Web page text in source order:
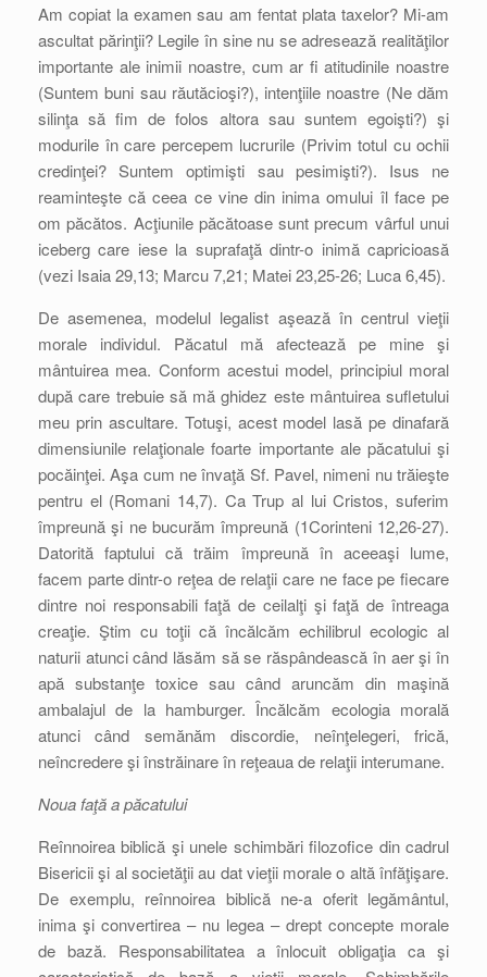
Am copiat la examen sau am fentat plata taxelor? Mi-am
ascultat părinţii? Legile în sine nu se adresează realităţilor
importante ale inimii noastre, cum ar fi atitudinile noastre
(Suntem buni sau răutăcioşi?), intenţiile noastre (Ne dăm
silinţa să fim de folos altora sau suntem egoişti?) şi
modurile în care percepem lucrurile (Privim totul cu ochii
credinţei? Suntem optimişti sau pesimişti?). Isus ne
reaminteşte că ceea ce vine din inima omului îl face pe
om păcătos. Acţiunile păcătoase sunt precum vârful unui
iceberg care iese la suprafaţă dintr-o inimă capricioasă
(vezi Isaia 29,13; Marcu 7,21; Matei 23,25-26; Luca 6,45).
De asemenea, modelul legalist aşează în centrul vieţii
morale individul. Păcatul mă afectează pe mine şi
mântuirea mea. Conform acestui model, principiul moral
după care trebuie să mă ghidez este mântuirea sufletului
meu prin ascultare. Totuşi, acest model lasă pe dinafară
dimensiunile relaţionale foarte importante ale păcatului şi
pocăinţei. Aşa cum ne învaţă Sf. Pavel, nimeni nu trăieşte
pentru el (Romani 14,7). Ca Trup al lui Cristos, suferim
împreună şi ne bucurăm împreună (1Corinteni 12,26-27).
Datorită faptului că trăim împreună în aceeaşi lume,
facem parte dintr-o reţea de relaţii care ne face pe fiecare
dintre noi responsabili faţă de ceilalţi şi faţă de întreaga
creaţie. Ştim cu toţii că încălcăm echilibrul ecologic al
naturii atunci când lăsăm să se răspândească în aer şi în
apă substanţe toxice sau când aruncăm din maşină
ambalajul de la hamburger. Încălcăm ecologia morală
atunci când semănăm discordie, neînţelegeri, frică,
neîncredere şi înstrăinare în reţeaua de relaţii interumane.
Noua faţă a păcatului
Reînnoirea biblică şi unele schimbări filozofice din cadrul
Bisericii şi al societăţii au dat vieţii morale o altă înfăţişare.
De exemplu, reînnoirea biblică ne-a oferit legământul,
inima şi convertirea – nu legea – drept concepte morale
de bază. Responsabilitatea a înlocuit obligaţia ca şi